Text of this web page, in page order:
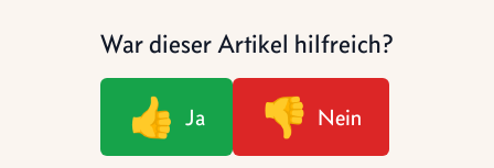
War dieser Artikel hilfreich?
👍 Ja 👎 Nein